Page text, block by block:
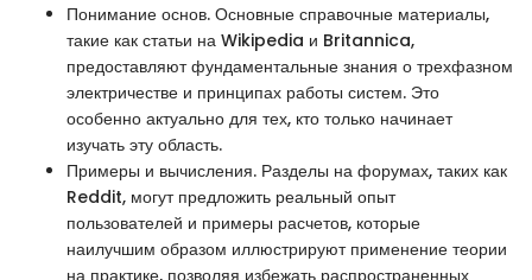
Понимание основ. Основные справочные материалы,
такие как статьи на Wikipedia и Britannica,
предоставляют фундаментальные знания о трехфазном
электричестве и принципах работы систем. Это
особенно актуально для тех, кто только начинает
изучать эту область.
Примеры и вычисления. Разделы на форумах, таких как
Reddit, могут предложить реальный опыт
пользователей и примеры расчетов, которые
наилучшим образом иллюстрируют применение теории
на практике, позволяя избежать распространенных